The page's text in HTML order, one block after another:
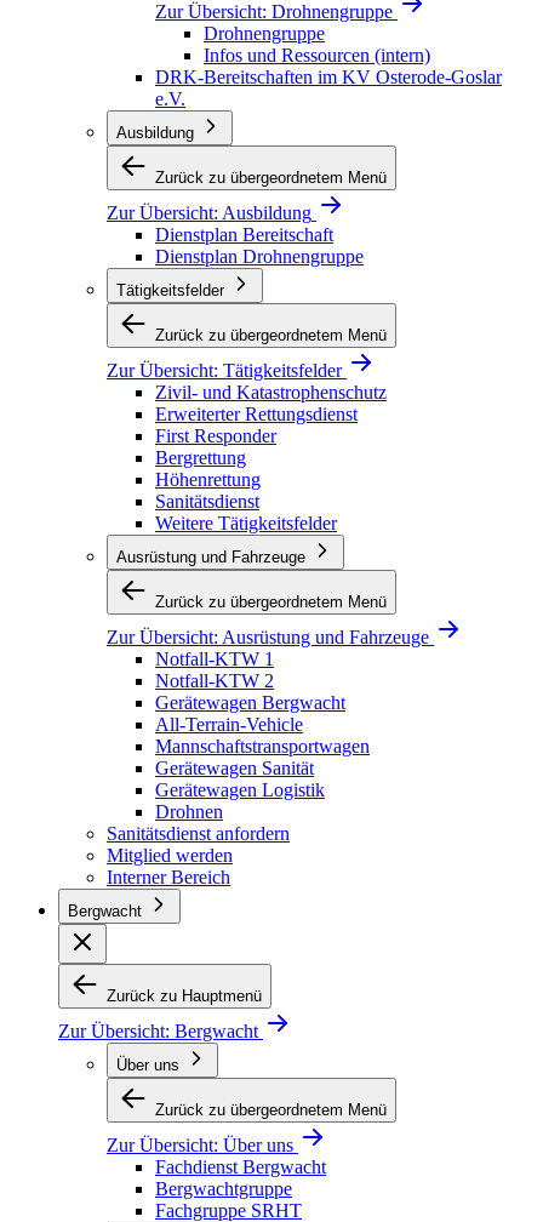
Zur Übersicht: Drohnengruppe
Drohnengruppe
Infos und Ressourcen (intern)
DRK-Bereitschaften im KV Osterode-Goslar
e.V.
Ausbildung
Zurück zu übergeordnetem Menü
Zur Übersicht: Ausbildung
Dienstplan Bereitschaft
Dienstplan Drohnengruppe
Tätigkeitsfelder
Zurück zu übergeordnetem Menü
Zur Übersicht: Tätigkeitsfelder
Zivil- und Katastrophenschutz
Erweiterter Rettungsdienst
First Responder
Bergrettung
Höhenrettung
Sanitätsdienst
Weitere Tätigkeitsfelder
Ausrüstung und Fahrzeuge
Zurück zu übergeordnetem Menü
Zur Übersicht: Ausrüstung und Fahrzeuge
Notfall-KTW 1
Notfall-KTW 2
Gerätewagen Bergwacht
All-Terrain-Vehicle
Mannschaftstransportwagen
Gerätewagen Sanität
Gerätewagen Logistik
Drohnen
Sanitätsdienst anfordern
Mitglied werden
Interner Bereich
Bergwacht
Zurück zu Hauptmenü
Zur Übersicht: Bergwacht
Über uns
Zurück zu übergeordnetem Menü
Zur Übersicht: Über uns
Fachdienst Bergwacht
Bergwachtgruppe
Fachgruppe SRHT